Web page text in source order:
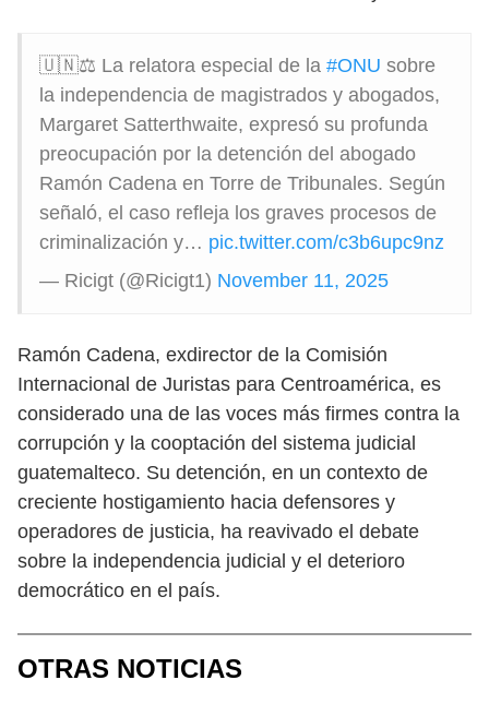
🇺🇳⚖️ La relatora especial de la #ONU sobre
la independencia de magistrados y abogados,
Margaret Satterthwaite, expresó su profunda
preocupación por la detención del abogado
Ramón Cadena en Torre de Tribunales. Según
señaló, el caso refleja los graves procesos de
criminalización y… pic.twitter.com/c3b6upc9nz
— Ricigt (@Ricigt1) November 11, 2025
Ramón Cadena, exdirector de la Comisión
Internacional de Juristas para Centroamérica, es
considerado una de las voces más firmes contra la
corrupción y la cooptación del sistema judicial
guatemalteco. Su detención, en un contexto de
creciente hostigamiento hacia defensores y
operadores de justicia, ha reavivado el debate
sobre la independencia judicial y el deterioro
democrático en el país.
OTRAS NOTICIAS